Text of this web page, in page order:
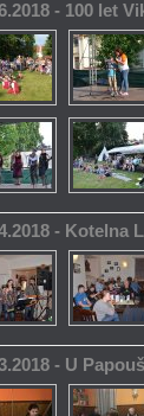
- 100 let
- Kotelna
- U